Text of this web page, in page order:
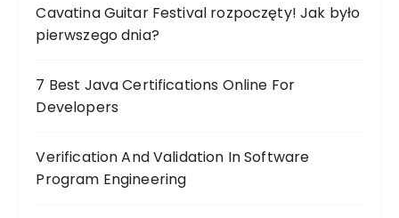
Cavatina Guitar Festival rozpoczęty! Jak było
pierwszego dnia?
7 Best Java Certifications Online For
Developers
Verification And Validation In Software
Program Engineering